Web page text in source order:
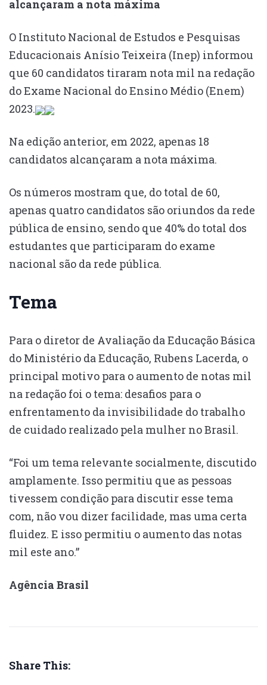
alcançaram a nota máxima
O Instituto Nacional de Estudos e Pesquisas
Educacionais Anísio Teixeira (Inep) informou
que 60 candidatos tiraram nota mil na redação
do Exame Nacional do Ensino Médio (Enem)
2023.
Na edição anterior, em 2022, apenas 18
candidatos alcançaram a nota máxima.
Os números mostram que, do total de 60,
apenas quatro candidatos são oriundos da rede
pública de ensino, sendo que 40% do total dos
estudantes que participaram do exame
nacional são da rede pública.
Tema
Para o diretor de Avaliação da Educação Básica
do Ministério da Educação, Rubens Lacerda, o
principal motivo para o aumento de notas mil
na redação foi o tema: desafios para o
enfrentamento da invisibilidade do trabalho
de cuidado realizado pela mulher no Brasil.
“Foi um tema relevante socialmente, discutido
amplamente. Isso permitiu que as pessoas
tivessem condição para discutir esse tema
com, não vou dizer facilidade, mas uma certa
fluidez. E isso permitiu o aumento das notas
mil este ano.”
Agência Brasil
Share This: